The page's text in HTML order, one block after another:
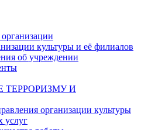
культуры и её филиалов
об учреждении
ТЕРРОРИЗМУ И
организации культуры
услуг